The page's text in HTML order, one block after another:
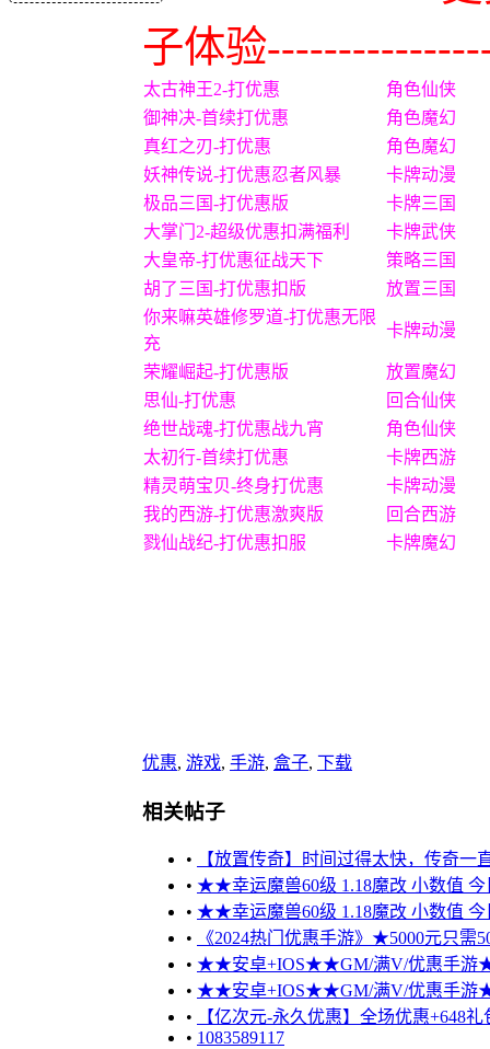
子体验
太古神王2-打优惠
角色仙侠
御神决-首续打优惠
角色魔幻
真红之刃-打优惠
角色魔幻
妖神传说-打优惠忍者风暴
卡牌动漫
极品三国-打优惠版
卡牌三国
大掌门2-超级优惠扣满福利
卡牌武侠
大皇帝-打优惠征战天下
策略三国
胡了三国-打优惠扣版
放置三国
你来嘛英雄修罗道-打优惠无限
充
卡牌动漫
荣耀崛起-打优惠版
放置魔幻
思仙-打优惠
回合仙侠
绝世战魂-打优惠战九宵
角色仙侠
太初行-首续打优惠
卡牌西游
精灵萌宝贝-终身打优惠
卡牌动漫
我的西游-打优惠激爽版
回合西游
戮仙战纪-打优惠扣服
卡牌魔幻
优惠, 游戏, 手游, 盒子, 下载
相关帖子
•
【放置传奇】时间过得太快，传奇一
• ★★幸运魔兽60级 1.18魔改 小数值
• ★★幸运魔兽60级 1.18魔改 小数值
•
《2024热门优惠手游》★5000元只
• ★★安卓+IOS★★GM/满V/优惠手游
• ★★安卓+IOS★★GM/满V/优惠手游
•
【亿次元-永久优惠】全场优惠+648
• 1083589117